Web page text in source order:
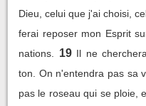
Dieu, celui que j'ai choisi,
ferai reposer mon Esprit
nations.
19 Il ne
ton. On n'entendra pas sa
pas le roseau qui se ploie,